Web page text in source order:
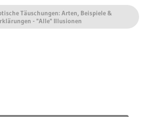
Täuschungen: Arten, Beispiele &
- "Alle" Illusionen